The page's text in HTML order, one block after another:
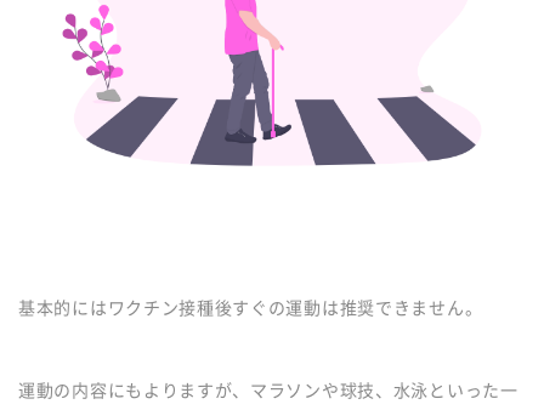
基本的にはワクチン接種後すぐの運動は推奨できません。
運動の内容にもよりますが、マラソンや球技、水泳といった一